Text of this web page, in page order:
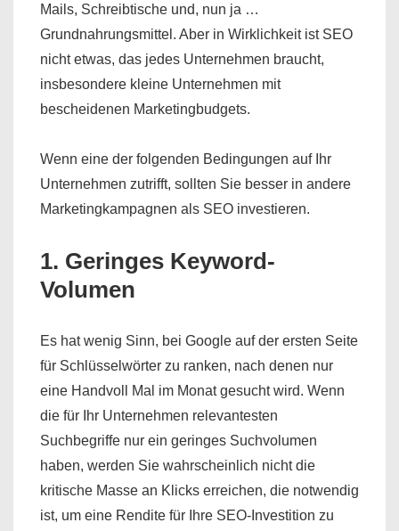
Mails, Schreibtische und, nun ja …
Grundnahrungsmittel. Aber in Wirklichkeit ist SEO
nicht etwas, das jedes Unternehmen braucht,
insbesondere kleine Unternehmen mit
bescheidenen Marketingbudgets.
Wenn eine der folgenden Bedingungen auf Ihr
Unternehmen zutrifft, sollten Sie besser in andere
Marketingkampagnen als SEO investieren.
1. Geringes Keyword-
Volumen
Es hat wenig Sinn, bei Google auf der ersten Seite
für Schlüsselwörter zu ranken, nach denen nur
eine Handvoll Mal im Monat gesucht wird. Wenn
die für Ihr Unternehmen relevantesten
Suchbegriffe nur ein geringes Suchvolumen
haben, werden Sie wahrscheinlich nicht die
kritische Masse an Klicks erreichen, die notwendig
ist, um eine Rendite für Ihre SEO-Investition zu